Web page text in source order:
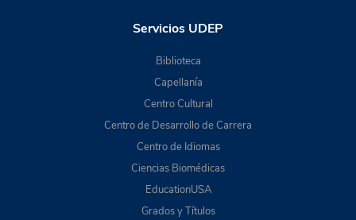
Servicios UDEP
Biblioteca
Capellanía
Centro Cultural
Centro de Desarrollo de Carrera
Centro de Idiomas
Ciencias Biomédicas
EducationUSA
Grados y Títulos